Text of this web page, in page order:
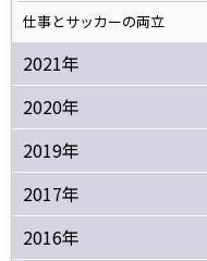
仕事とサッカーの両立
2021年
2020年
2019年
2017年
2016年